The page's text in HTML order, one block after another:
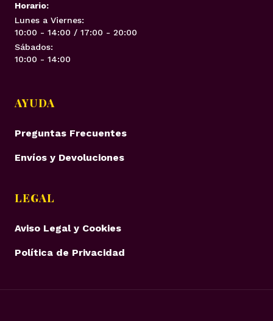
Horario:
Lunes a Viernes:
10:00 - 14:00 / 17:00 - 20:00
Sábados:
10:00 - 14:00
AYUDA
Preguntas Frecuentes
Envíos y Devoluciones
LEGAL
Aviso Legal y Cookies
Política de Privacidad